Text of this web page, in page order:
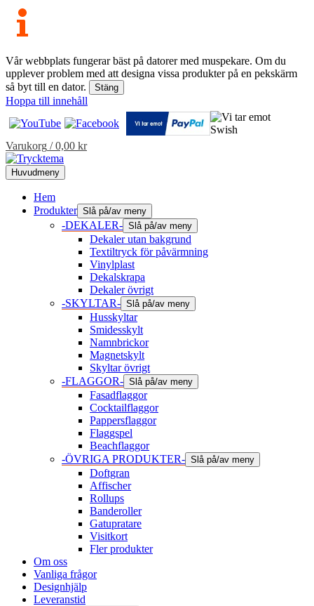
Vår webbplats fungerar bäst på datorer med muspekare. Om du
upplever problem med att designa vissa produkter på en pekskärm
så byt till en dator.
Stäng
Hoppa till innehåll
Varukorg /0,00 kr
Huvudmeny
Hem
Produkter Slå på/av meny
-DEKALER- Slå på/av meny
Dekaler utan bakgrund
Textiltryck för påvärmning
Vinylplast
Dekalskrapa
Dekaler övrigt
-SKYLTAR- Slå på/av meny
Husskyltar
Smidesskylt
Namnbrickor
Magnetskylt
Skyltar övrigt
-FLAGGOR- Slå på/av meny
Fasadflaggor
Cocktailflaggor
Pappersflaggor
Flaggspel
Beachflaggor
-ÖVRIGA PRODUKTER- Slå på/av meny
Doftgran
Affischer
Rollups
Banderoller
Gatupratare
Visitkort
Fler produkter
Om oss
Vanliga frågor
Designhjälp
Leveranstid